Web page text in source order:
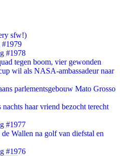
sfw!)
#1979
#1978
tegen boom, vier gewonden
wil als NASA-ambassadeur naar
parlementsgebouw Mato Grosso
haar vriend bezocht terecht
#1977
Wallen na golf van diefstal en
#1976